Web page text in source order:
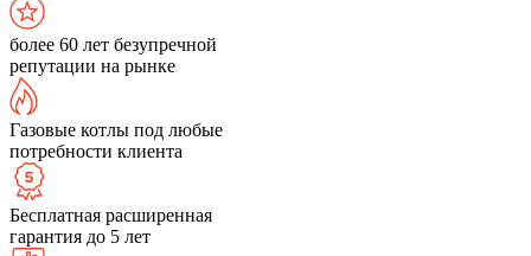
более 60 лет безупречной
репутации на рынке
Газовые котлы под любые
потребности клиента
Бесплатная расширенная
гарантия до 5 лет